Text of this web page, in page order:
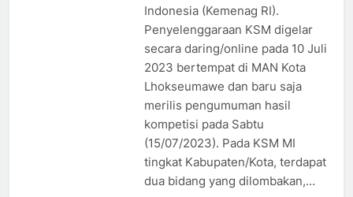
Indonesia (Kemenag RI).
Penyelenggaraan KSM digelar
secara daring/online pada 10 Juli
2023 bertempat di MAN Kota
Lhokseumawe dan baru saja
merilis pengumuman hasil
kompetisi pada Sabtu
(15/07/2023). Pada KSM MI
tingkat Kabupaten/Kota, terdapat
dua bidang yang dilombakan,…